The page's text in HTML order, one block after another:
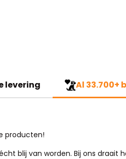
levering Al 33.700+
producten!
blij van worden. Bij ons draait